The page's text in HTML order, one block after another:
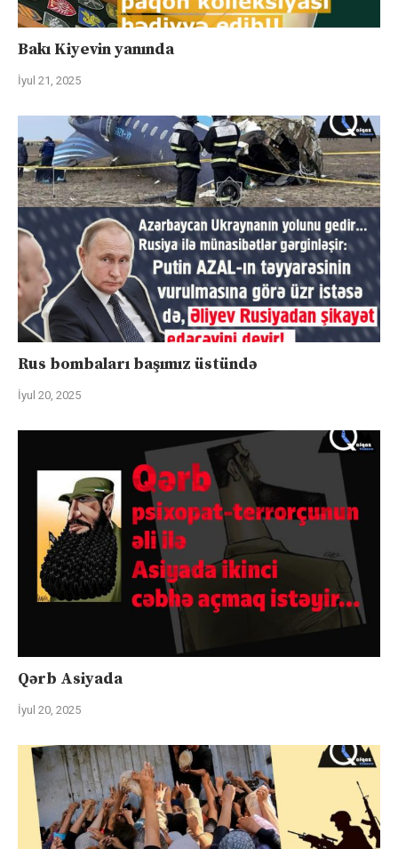
Bakı Kiyevin yanında
İyul 21, 2025
Rus bombaları başımız üstündə
İyul 20, 2025
Qərb Asiyada
İyul 20, 2025